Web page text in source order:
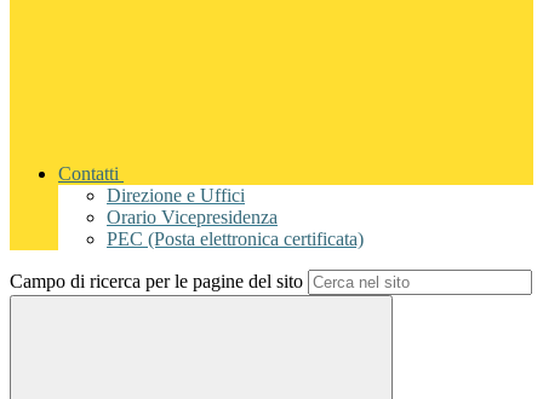
Contatti
Direzione e Uffici
Orario Vicepresidenza
PEC (Posta elettronica certificata)
Campo di ricerca per le pagine del sito